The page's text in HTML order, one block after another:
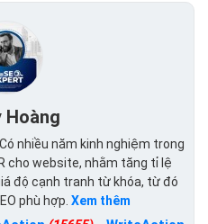
Hoàng
nhiều năm kinh nghiệm trong
cho website, nhằm tăng tỉ lệ
độ cạnh tranh từ khóa, từ đó
phù hợp. Xem thêm